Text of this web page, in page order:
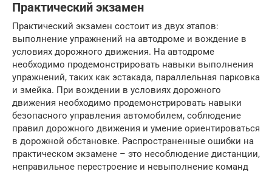
Практический экзамен
Практический экзамен состоит из двух этапов:
выполнение упражнений на автодроме и вождение в
условиях дорожного движения. На автодроме
необходимо продемонстрировать навыки выполнения
упражнений, таких как эстакада, параллельная парковка
и змейка. При вождении в условиях дорожного
движения необходимо продемонстрировать навыки
безопасного управления автомобилем, соблюдение
правил дорожного движения и умение ориентироваться
в дорожной обстановке. Распространенные ошибки на
практическом экзамене – это несоблюдение дистанции,
неправильное перестроение и невыполнение команд